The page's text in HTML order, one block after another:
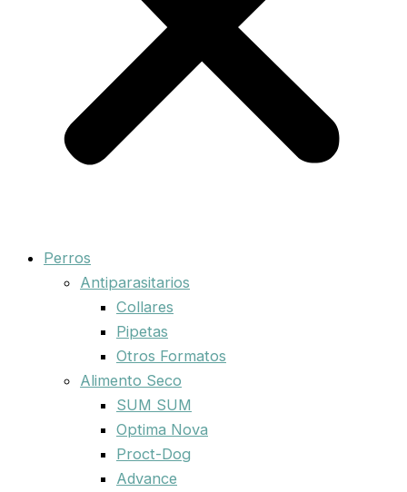
Perros
Antiparasitarios
Collares
Pipetas
Otros Formatos
Alimento Seco
SUM SUM
Optima Nova
Proct-Dog
Advance